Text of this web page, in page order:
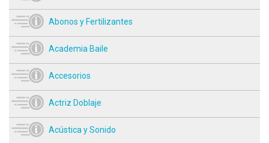
Abonos y Fertilizantes
Academia Baile
Accesorios
Actriz Doblaje
Acústica y Sonido